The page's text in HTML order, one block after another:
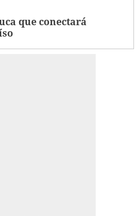
que conectará